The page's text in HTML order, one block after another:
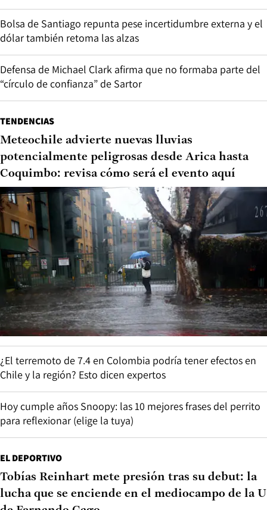
Bolsa de Santiago repunta pese incertidumbre externa y el
dólar también retoma las alzas
Defensa de Michael Clark afirma que no formaba parte del
“círculo de confianza” de Sartor
TENDENCIAS
Meteochile advierte nuevas lluvias
potencialmente peligrosas desde Arica hasta
Coquimbo: revisa cómo será el evento aquí
¿El terremoto de 7.4 en Colombia podría tener efectos en
Chile y la región? Esto dicen expertos
Hoy cumple años Snoopy: las 10 mejores frases del perrito
para reflexionar (elige la tuya)
EL DEPORTIVO
Tobías Reinhart mete presión tras su debut: la
lucha que se enciende en el mediocampo de la U